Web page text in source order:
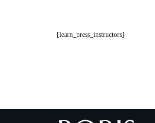
[learn_press_instructors]